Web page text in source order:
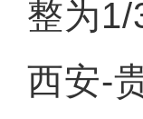
整为
西安-